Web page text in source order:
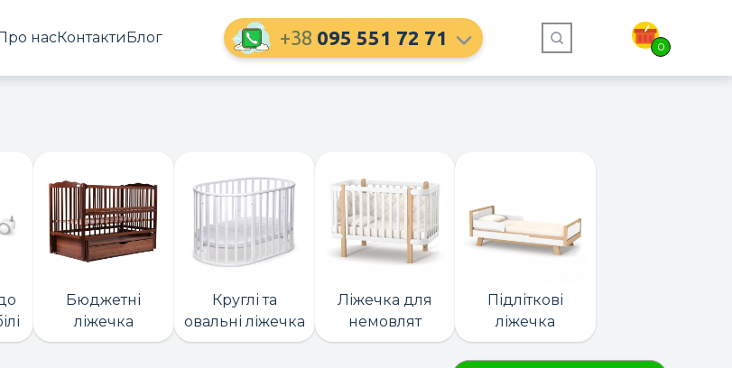
насКонтактиБлог +38 095 551 72 71 0
Бюджетні
ліжечка
Круглі та
овальні ліжечка
Ліжечка для
немовлят
Підліткові
ліжечка